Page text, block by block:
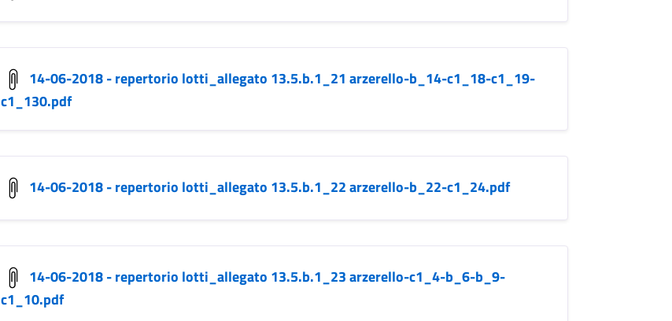
14-06-2018 - repertorio lotti_allegato 13.5.b.1_21 arzerello-b_14-c1_18-c1_19-
c1_130.pdf
14-06-2018 - repertorio lotti_allegato 13.5.b.1_22 arzerello-b_22-c1_24.pdf
14-06-2018 - repertorio lotti_allegato 13.5.b.1_23 arzerello-c1_4-b_6-b_9-
c1_10.pdf